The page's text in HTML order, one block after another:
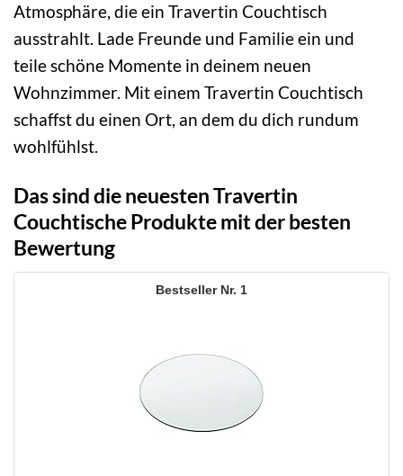
Atmosphäre, die ein Travertin Couchtisch
ausstrahlt. Lade Freunde und Familie ein und
teile schöne Momente in deinem neuen
Wohnzimmer. Mit einem Travertin Couchtisch
schaffst du einen Ort, an dem du dich rundum
wohlfühlst.
Das sind die neuesten Travertin
Couchtische Produkte mit der besten
Bewertung
1